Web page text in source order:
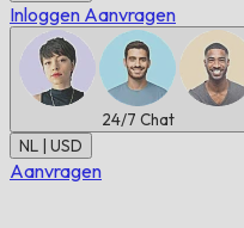
Inloggen Aanvragen
24/7 Chat
NL | USD
Aanvragen